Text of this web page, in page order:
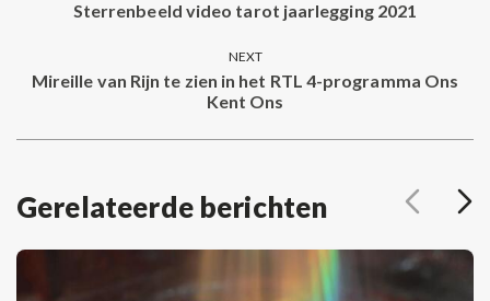
navigation
Previous
Sterrenbeeld video tarot jaarlegging 2021
NEXT
Next
Mireille van Rijn te zien in het RTL 4-programma Ons
Kent Ons
Gerelateerde berichten